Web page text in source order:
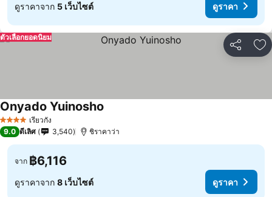
ดูราคาจาก 5 เว็บไซต์ ดูราคา
แชร์ เ
ตัวเลือกยอดนิยม
4 ดาว เรียวกัง
Onyado Yuinosho
9.0 ดีเลิศ 3,540 ชิราคาว่า
จาก ฿6,116
ดูราคาจาก 8 เว็บไซต์ ดูราคา